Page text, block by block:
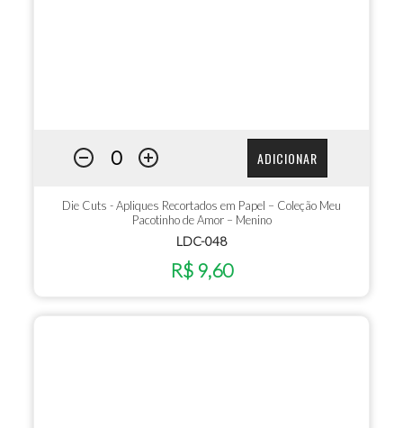
ADICIONAR
Die Cuts - Apliques Recortados em Papel – Coleção Meu
Pacotinho de Amor – Menino
LDC-048
R$ 9,60